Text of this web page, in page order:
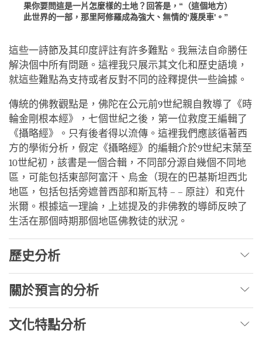
果你要問這是一片怎麼樣的土地？回答是，“（這個地方）
此世界的一部，那里阿修羅成為強大、無情的‘蔑戾車'。”
這些一詩節及其印度評註有許多難點。我無法自命勝任
解決個中所有問題。這裡我只展示其文化和歷史語境，
就這些難點為支持或者反對不同的詮釋提供一些論據。
傳統的佛教觀點是，佛陀在公元前9世紀親自教導了《時
輪金剛根本經》，七個世紀之後，第一位救度王編輯了
《攝略經》。只有後者得以流傳。這裡我們應該循著西
方的學術分析，假定《攝略經》的編輯介於9世紀末葉至
10世紀初，該書是一個合輯，不同部分源自幾個不同地
區，可能包括東部阿富汗、烏金（現在的巴基斯坦西北
地區，包括包括旁遮普西部和斯瓦特 – – 原註）和克什
米爾。根據這一理論，上述提及的非佛教的導師反映了
生活在那個時期那個地區佛教徒的狀況。
歷史分析
關於預言的分析
文化特點分析